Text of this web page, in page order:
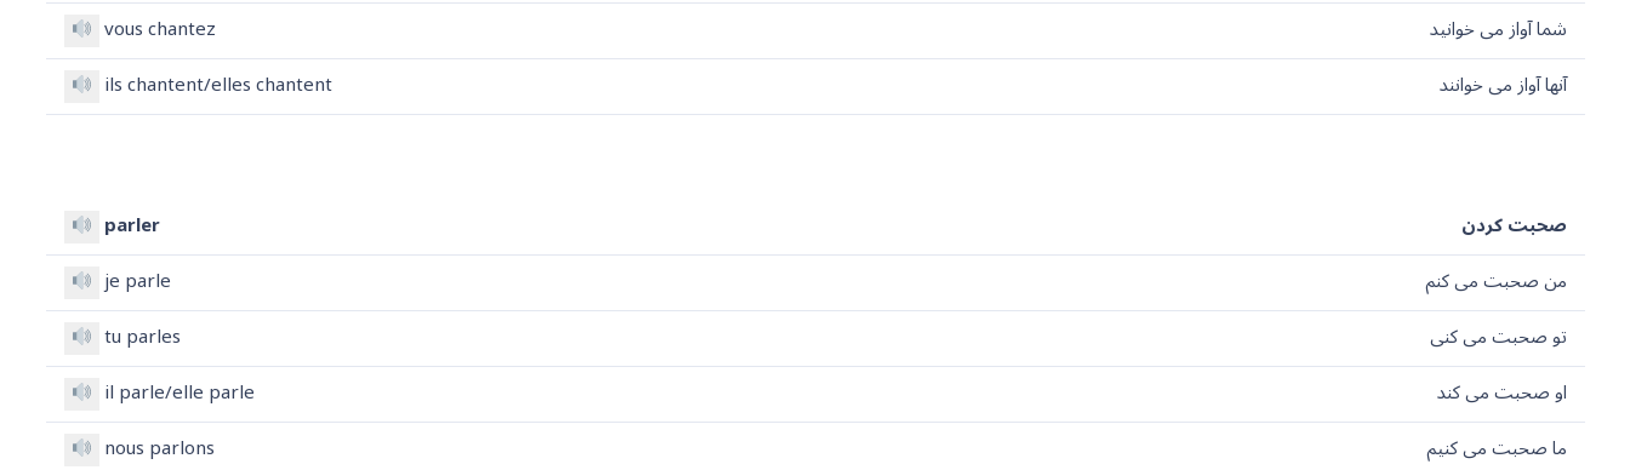
شما آواز می خوانید
vous chantez
آنها آواز می خوانند
ils chantent/elles chantent
صحبت کردن
parler
من صحبت می کنم
je parle
تو صحبت می کنی
tu parles
او صحبت می کند
il parle/elle parle
ما صحبت می کنیم
nous parlons